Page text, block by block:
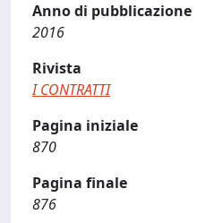
Anno di pubblicazione
2016
Rivista
I CONTRATTI
Pagina iniziale
870
Pagina finale
876